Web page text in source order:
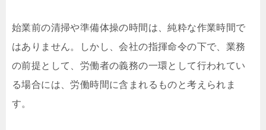
始業前の清掃や準備体操の時間は、純粋な作業時間で
はありません。しかし、会社の指揮命令の下で、業務
の前提として、労働者の義務の⼀環として⾏われてい
る場合には、労働時間に含まれるものと考えられま
す。